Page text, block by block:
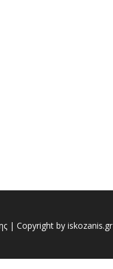
| Copyright by iskozanis.gr